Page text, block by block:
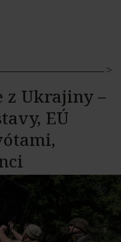
z Ukrajiny –
EÚ